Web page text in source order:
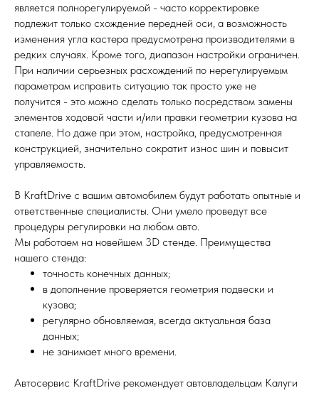
является полнорегулируемой - часто корректировке
подлежит только схождение передней оси, а возможность
изменения угла кастера предусмотрена производителями в
редких случаях. Кроме того, диапазон настройки ограничен.
При наличии серьезных расхождений по нерегулируемым
параметрам исправить ситуацию так просто уже не
получится - это можно сделать только посредством замены
элементов ходовой части и/или правки геометрии кузова на
стапеле. Но даже при этом, настройка, предусмотренная
конструкцией, значительно сократит износ шин и повысит
управляемость.
В KraftDrive с вашим автомобилем будут работать опытные и
ответственные специалисты. Они умело проведут все
процедуры регулировки на любом авто.
Мы работаем на новейшем 3D стенде. Преимущества
нашего стенда:
точность конечных данных;
в дополнение проверяется геометрия подвески и
кузова;
регулярно обновляемая, всегда актуальная база
данных;
не занимает много времени.
Автосервис KraftDrive рекомендует автовладельцам Калуги